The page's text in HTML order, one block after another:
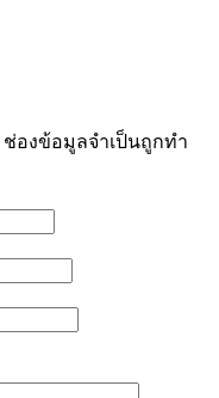
ช่องข้อมูลจำเป็นถูกทำ